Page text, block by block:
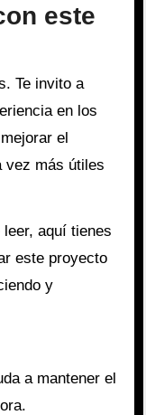
este
Te invito a
en los
el
vez más útiles
aquí tienes
este proyecto
y
a mantener el